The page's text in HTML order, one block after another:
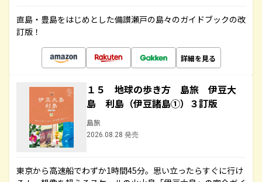
直島・豊島をはじめとした備讃瀬戸の島々のガイドブックの改
訂版！
詳細を見る
１５ 地球の歩き方 島旅 伊豆大
島 利島（伊豆諸島①）３訂版
島旅
2026.08.28 発売
東京から高速船でわずか1時間45分。思い立ったらすぐに行け